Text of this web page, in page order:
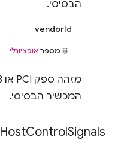
הבסיסי.
vendorId
מספר אופציונלי
המכשיר הבסיסי.
HostControlSignals